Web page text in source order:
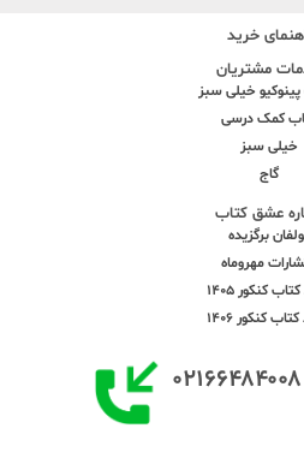
خرید
مشتریان
خیلی سبز
کمک درسی
خیلی سبز
گاج
عشق کتاب
برگزیده
مهروماه
کنکور 1405
کنکور 1406
۰۲۱۶۶۴۸۴۰۰۸